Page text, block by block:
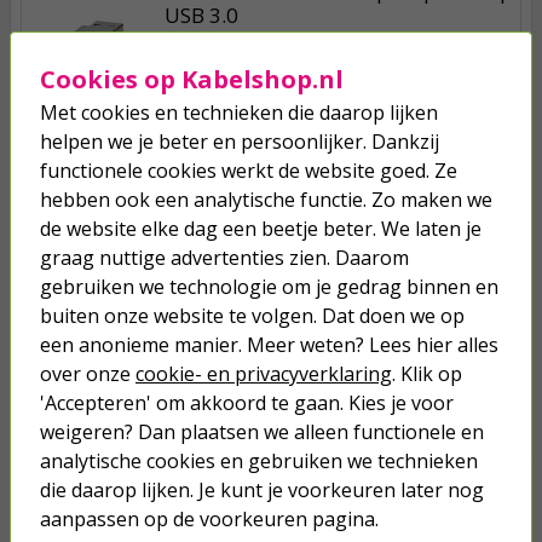
Je verwacht het niet
USB 3.0
5,50
Groenten en fruit voeding | Compo
| 1 liter (Natuurlijk, Vloeibaar)
8,95
Buitenthermometer | Nature | 17
cm (Muurbevestiging, -30 tot 50 °C)
2,45
Cookies op Kabelshop.nl
Met cookies en technieken die daarop lijken
helpen we je beter en persoonlijker. Dankzij
functionele cookies werkt de website goed. Ze
hebben ook een analytische functie. Zo maken we
de website elke dag een beetje beter. We laten je
graag nuttige advertenties zien. Daarom
gebruiken we technologie om je gedrag binnen en
buiten onze website te volgen. Dat doen we op
een anonieme manier. Meer weten? Lees hier alles
over onze cookie- en privacyverklaring. Klik op
'Accepteren' om akkoord te gaan. Kies je voor
weigeren? Dan plaatsen we alleen functionele en
analytische cookies en gebruiken we technieken
die daarop lijken. Je kunt je voorkeuren later nog
aanpassen op de voorkeuren pagina.